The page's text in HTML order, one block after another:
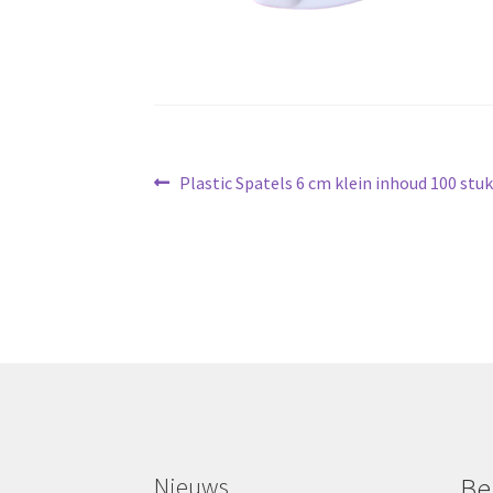
Bericht
Vorig
Plastic Spatels 6 cm klein inhoud 100
Nieuws